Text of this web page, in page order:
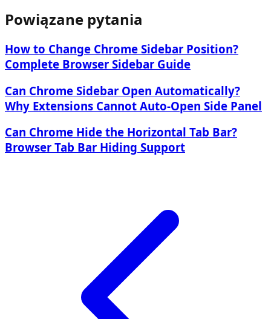
Powiązane pytania
How to Change Chrome Sidebar Position?
Complete Browser Sidebar Guide
Can Chrome Sidebar Open Automatically?
Why Extensions Cannot Auto-Open Side Panel
Can Chrome Hide the Horizontal Tab Bar?
Browser Tab Bar Hiding Support